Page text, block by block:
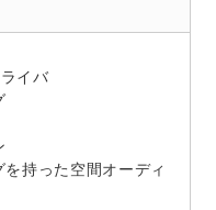
イバ
持った空間オーディ